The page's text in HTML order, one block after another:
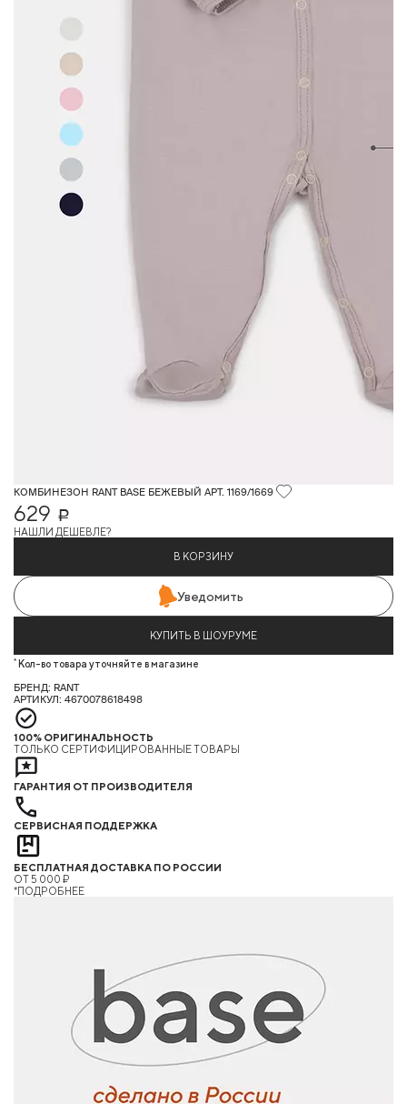
КОМБИНЕЗОН RANT BASE БЕЖЕВЫЙ АРТ. 1169/1669
629
Р
НАШЛИ ДЕШЕВЛЕ?
В КОРЗИНУ
Уведомить
КУПИТЬ В ШОУРУМЕ
* Кол-во товара уточняйте в магазине
БРЕНД: RANT
АРТИКУЛ: 4670078618498
100% ОРИГИНАЛЬНОСТЬ
ТОЛЬКО СЕРТИФИЦИРОВАННЫЕ ТОВАРЫ
ГАРАНТИЯ ОТ ПРОИЗВОДИТЕЛЯ
СЕРВИСНАЯ ПОДДЕРЖКА
БЕСПЛАТНАЯ ДОСТАВКА ПО РОССИИ
ОТ 5 000 ₽
*ПОДРОБНЕЕ